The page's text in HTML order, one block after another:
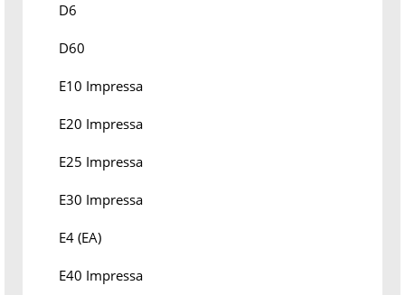
D6
D60
E10 Impressa
E20 Impressa
E25 Impressa
E30 Impressa
E4 (EA)
E40 Impressa